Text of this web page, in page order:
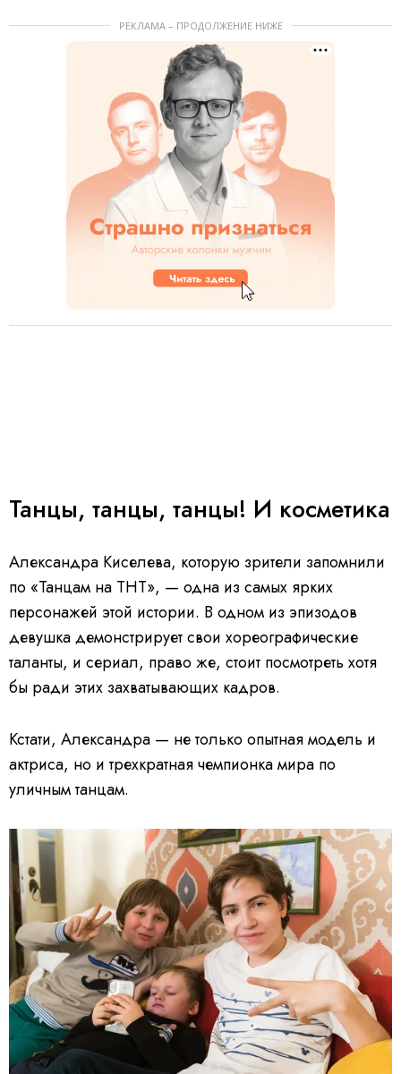
РЕКЛАМА – ПРОДОЛЖЕНИЕ НИЖЕ
Танцы, танцы, танцы! И косметика
Александра Киселева, которую зрители запомнили
по «Танцам на ТНТ», — одна из самых ярких
персонажей этой истории. В одном из эпизодов
девушка демонстрирует свои хореографические
таланты, и сериал, право же, стоит посмотреть хотя
бы ради этих захватывающих кадров.
Кстати, Александра — не только опытная модель и
актриса, но и трехкратная чемпионка мира по
уличным танцам.